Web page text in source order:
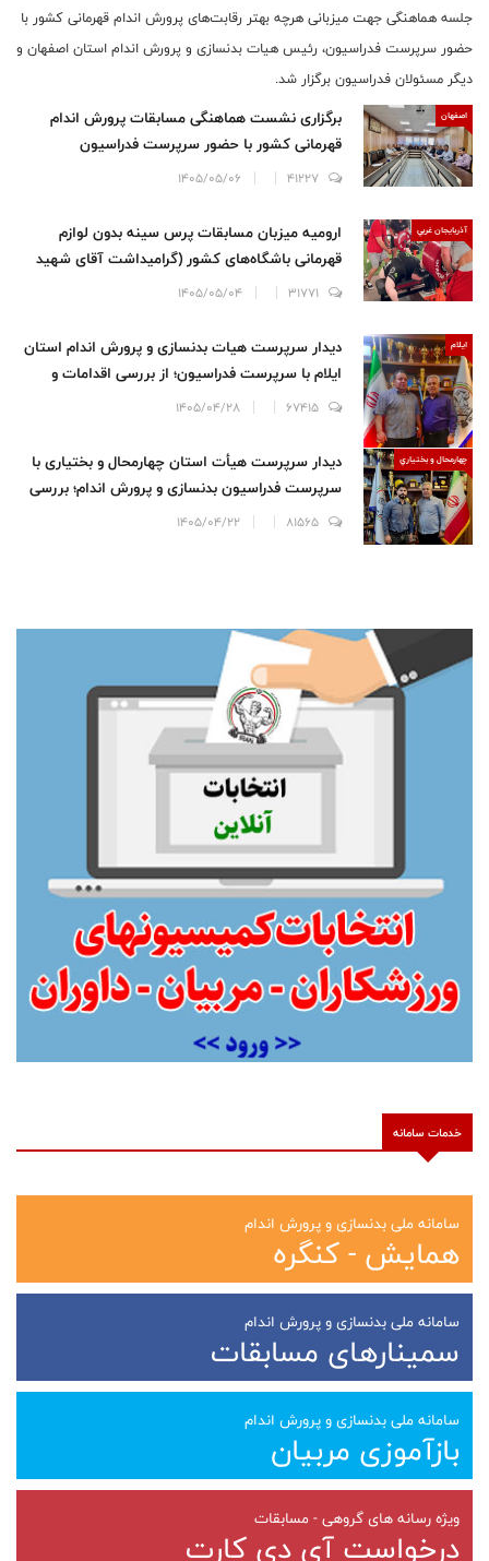
جلسه هماهنگی جهت میزبانی هرچه بهتر رقابت‌های پرورش اندام قهرمانی کشور با
حضور سرپرست فدراسیون، رئیس هیات بدنسازی و پرورش اندام استان اصفهان و
دیگر مسئولان فدراسیون برگزار شد.
اصفهان
برگزاری نشست هماهنگی مسابقات پرورش اندام
قهرمانی کشور با حضور سرپرست فدراسیون
41227
1405/05/06
آذربايجان غربي
ارومیه میزبان مسابقات پرس سینه بدون لوازم
قهرمانی باشگاه‌های کشور (گرامیداشت آقای شهید
ایران)31771
1405/05/04
ايلام
دیدار سرپرست هیات بدنسازی و پرورش اندام استان
ایلام با سرپرست فدراسیون؛ از بررسی اقدامات و
برنامه های هیات تا تأکید بر برگزاری مجمع انتخاباتی
67415
1405/04/28
چهارمحال و بختياري
دیدار سرپرست هیأت استان چهارمحال و بختیاری با
سرپرست فدراسیون بدنسازی و پرورش اندام؛ بررسی
عملکرد هیأت و پیگیری برگزاری مجمع انتخاباتی
81565
1405/04/22
خدمات سامانه
سامانه ملی بدنسازی و پرورش اندام
همایش - کنگره
سامانه ملی بدنسازی و پرورش اندام
سمینارهای مسابقات
سامانه ملی بدنسازی و پرورش اندام
بازآموزی مربیان
ویژه رسانه های گروهی - مسابقات
درخواست آی دی کارت